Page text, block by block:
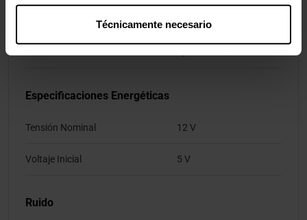
Técnicamente necesario
Flujo de Aire Máximo del
90,1 cfm
Especificaciones Energéticas
Tensión Nominal 12 V
Voltaje Inicial 5 V
Ruido